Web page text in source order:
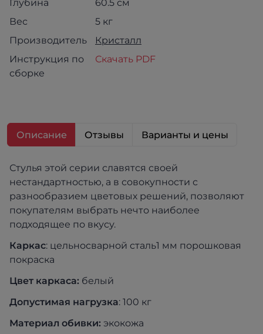
Глубина
60.5 см
Вес
5 кг
Производитель
Кристалл
Инструкция по
сборке
Скачать PDF
Описание Отзывы Варианты и цены
Стулья этой серии славятся своей
нестандартностью, а в совокупности с
разнообразием цветовых решений, позволяют
покупателям выбрать нечто наиболее
подходящее по вкусу.
Каркас: цельносварной сталь1 мм порошковая
покраска
Цвет каркаса: белый
Допустимая нагрузка: 100 кг
Материал обивки: экокожа